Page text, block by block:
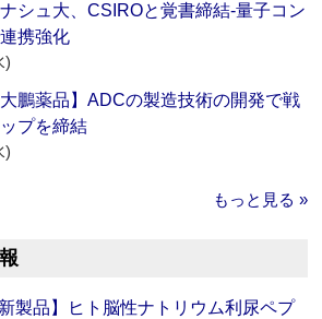
シュ大、CSIROと覚書締結‐量子コン
携強化
)
大鵬薬品】ADCの製造技術の開発で戦
プを締結
)
もっと見る »
新製品】ヒト脳性ナトリウム利尿ペプ